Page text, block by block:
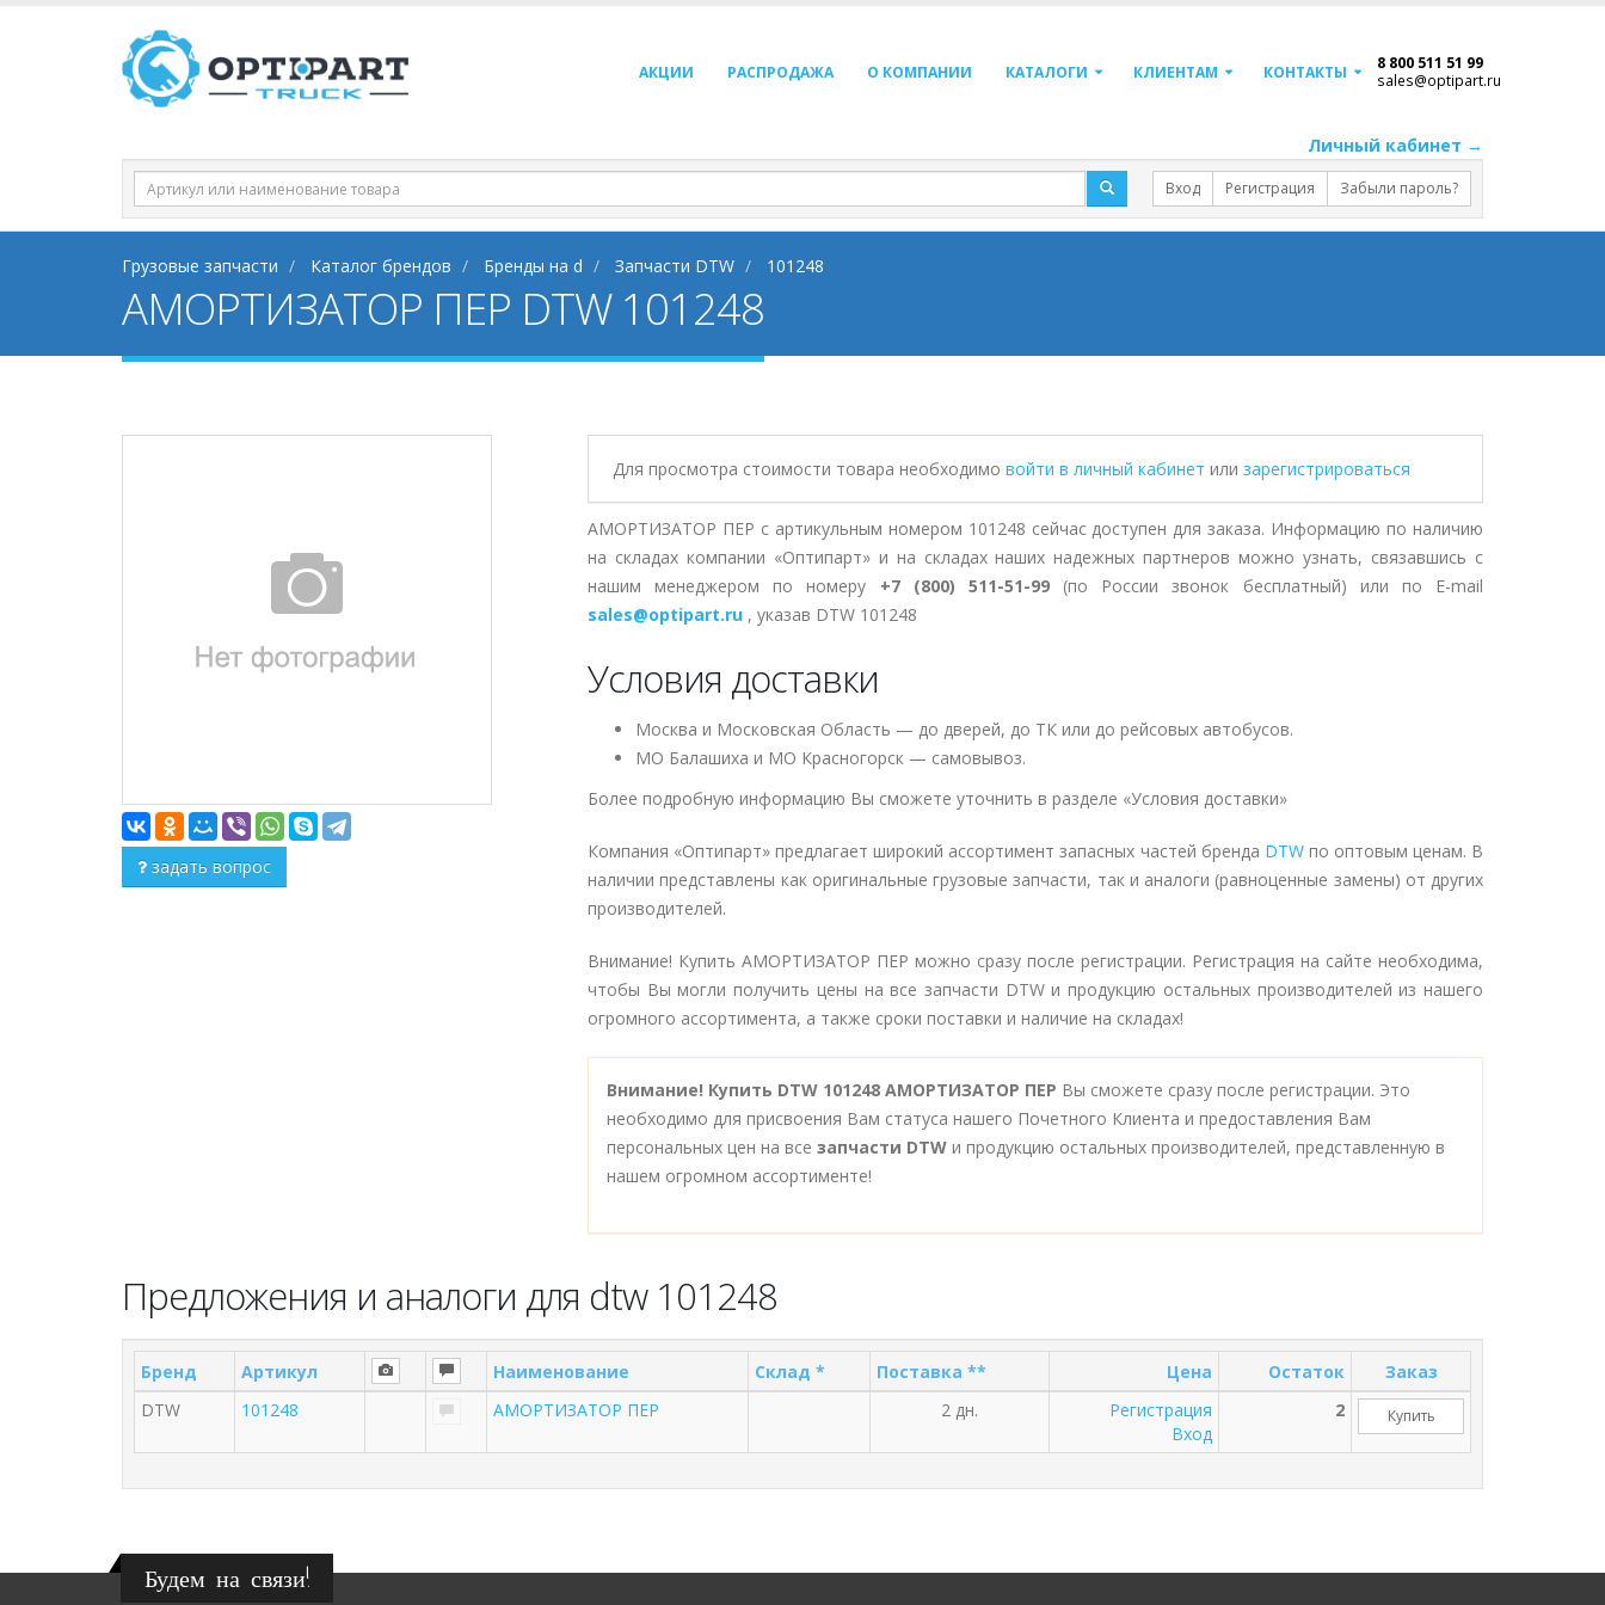
АКЦИИ РАСПРОДАЖА О КОМПАНИИ КАТАЛОГИ КЛИЕНТАМ КОНТАКТЫ 8 800 511 51 99
sales@optipart.ru
Личный кабинет →
Вход Регистрация Забыли пароль?
Грузовые запчасти Каталог брендов Бренды на d Запчасти DTW 101248
АМОРТИЗАТОР ПЕР DTW 101248
задать вопрос
Для просмотра стоимости товара необходимо войти в личный кабинет или зарегистрироваться
АМОРТИЗАТОР ПЕР с артикульным номером 101248 сейчас доступен для заказа. Информацию по наличию
на складах компании «Оптипарт» и на складах наших надежных партнеров можно узнать, связавшись с
нашим менеджером по номеру +7 (800) 511-51-99(по России звонок бесплатный) или по E-mail
sales@optipart.ru , указав DTW 101248
Условия доставки
Москва и Московская Область — до дверей, до ТК или до рейсовых автобусов.
МО Балашиха и МО Красногорск — самовывоз.
Более подробную информацию Вы сможете уточнить в разделе «Условия доставки»
Компания «Оптипарт» предлагает широкий ассортимент запасных частей бренда DTWпо оптовым ценам. В
наличии представлены как оригинальные грузовые запчасти, так и аналоги (равноценные замены) от других
производителей.
Внимание! Купить АМОРТИЗАТОР ПЕР можно сразу после регистрации. Регистрация на сайте необходима,
чтобы Вы могли получить цены на все запчасти DTW и продукцию остальных производителей из нашего
огромного ассортимента, а также сроки поставки и наличие на складах!
Внимание! Купить DTW 101248 АМОРТИЗАТОР ПЕР Вы сможете сразу после регистрации. Это
необходимо для присвоения Вам статуса нашего Почетного Клиента и предоставления Вам
персональных цен на все запчасти DTW и продукцию остальных производителей, представленную в
нашем огромном ассортименте!
Предложения и аналоги для dtw 101248
Бренд Артикул Наименование Склад * Поставка ** Цена Остаток
Заказ
DTW
101248 АМОРТИЗАТОР ПЕР 2 дн.
Регистрация
Вход
2 Купить
Будем на связи!